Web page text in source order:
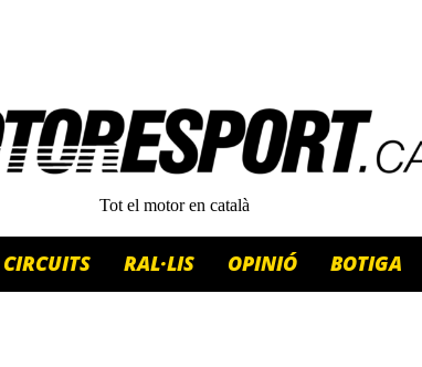
Tot el motor en català
CIRCUITS RAL·LIS OPINIÓ BOTIGA